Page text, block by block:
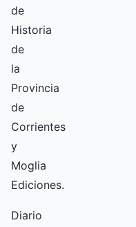
de
Historia
de
la
Provincia
de
Corrientes
y
Moglia
Ediciones.
Diario